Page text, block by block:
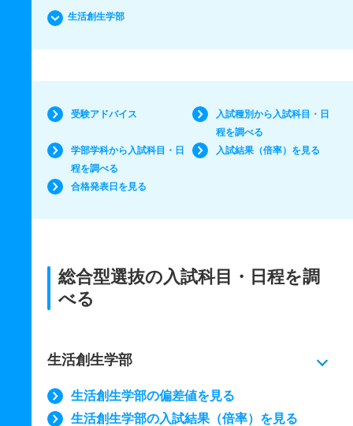
生活創生学部
受験アドバイス
入試種別から入試科目・日
程を調べる
学部学科から入試科目・日
程を調べる
入試結果（倍率）を見る
合格発表日を見る
総合型選抜の入試科目・日程を調
べる
生活創生学部
生活創生学部の偏差値を見る
生活創生学部の入試結果（倍率）を見る